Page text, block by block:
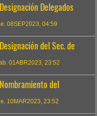
Delegados
08SEP2023, 04:59
del Sec. de
01ABR2023, 23:52
del
10MAR2023, 23:52